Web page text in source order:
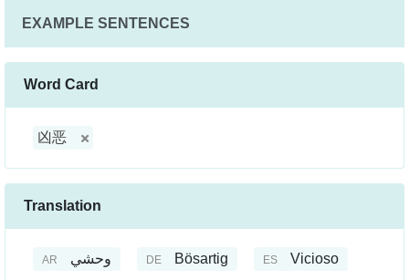
EXAMPLE SENTENCES
Word Card
凶恶
Translation
AR وحشي DE Bösartig ES Vicioso